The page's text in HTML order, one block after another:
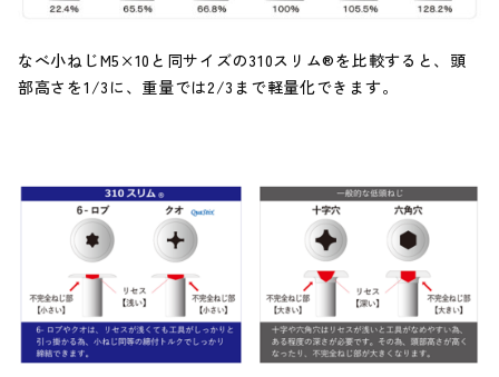
なべ小ねじM5×10と同サイズの310スリム®を比較すると、頭
部高さを1/3に、重量では2/3まで軽量化できます。